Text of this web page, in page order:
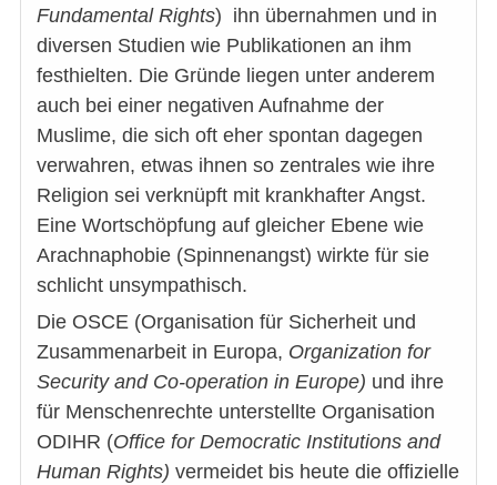
Fundamental Rights) ihn übernahmen und in
diversen Studien wie Publikationen an ihm
festhielten. Die Gründe liegen unter anderem
auch bei einer negativen Aufnahme der
Muslime, die sich oft eher spontan dagegen
verwahren, etwas ihnen so zentrales wie ihre
Religion sei verknüpft mit krankhafter Angst.
Eine Wortschöpfung auf gleicher Ebene wie
Arachnaphobie (Spinnenangst) wirkte für sie
schlicht unsympathisch.
Die OSCE (Organisation für Sicherheit und
Zusammenarbeit in Europa, Organization for
Security and Co-operation in Europe) und ihre
für Menschenrechte unterstellte Organisation
ODIHR (Office for Democratic Institutions and
Human Rights) vermeidet bis heute die offizielle